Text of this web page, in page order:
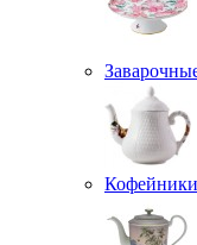
Кофейники